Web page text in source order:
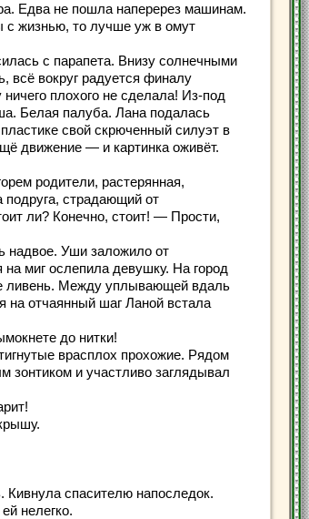
Едва не пошла наперерез машинам.
с жизнью, то лучше уж в омут
с парапета. Внизу солнечными
всё вокруг радуется финалу
плохого не сделала! Из-под
Белая палуба. Лана подалась
свой скрюченный силуэт в
движение — и картинка оживёт.
родители, растерянная,
подруга, страдающий от
ли? Конечно, стоит! — Прости,
надвое. Уши заложило от
на миг ослепила девушку. На город
Между уплывающей вдаль
на отчаянный шаг Ланой встала
до нитки!
врасплох прохожие. Рядом
зонтиком и участливо заглядывал
спасителю напоследок.
нелегко.